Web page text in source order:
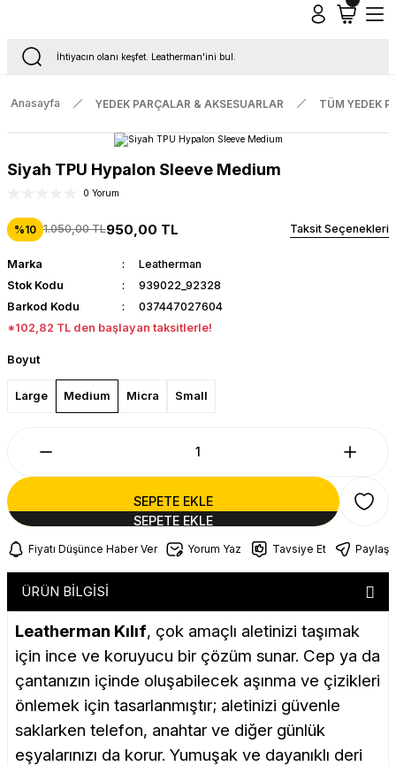
16.00'a Kadar Gelen Tüm Siparişlerde Aynı Gün Kargo
Anasayfa YEDEK PARÇALAR & AKSESUARLAR TÜM YEDEK
Siyah TPU Hypalon Sleeve Medium
0 Yorum
%10 1.050,00 TL950,00 TL Taksit Seçenekleri
Marka
Leatherman
Stok Kodu
939022_92328
Barkod Kodu
037447027604
*102,82 TL den başlayan taksitlerle!
Boyut
Large Medium Micra Small
SEPETE EKLE
Fiyatı Düşünce Haber Ver Yorum Yaz Tavsiye Et Paylaş
ÜRÜN BİLGİSİ
Leatherman Kılıf, çok amaçlı aletinizi taşımak
için ince ve koruyucu bir çözüm sunar. Cep ya da
çantanızın içinde oluşabilecek aşınma ve çizikleri
önlemek için tasarlanmıştır; aletinizi güvenle
saklarken telefon, anahtar ve diğer günlük
eşyalarınızı da korur. Yumuşak ve dayanıklı deri